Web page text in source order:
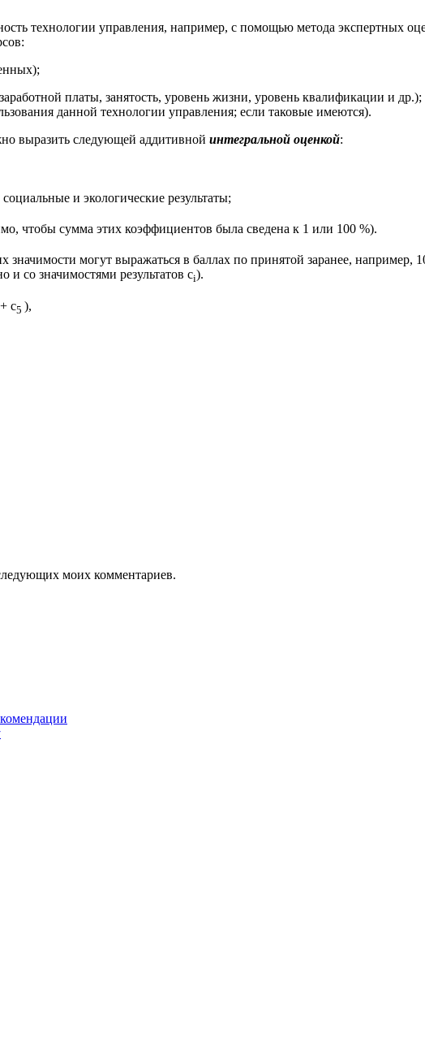
технологии управления, например, с помощью метода экспертных
платы, занятость, уровень жизни, уровень квалификации и др.);
данной технологии управления; если таковые имеются).
выразить следующей аддитивной интегральной оценкой:
и экологические результаты;
чтобы сумма этих коэффициентов была сведена к 1 или 100 %).
значимости могут выражаться в баллах по принятой заранее, например,
и со значимостями результатов ci).
+ с5 ),
моих комментариев.